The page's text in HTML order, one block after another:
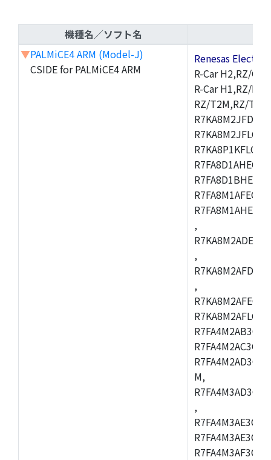
機種名／ソフト名
▼PALMiCE4 ARM (Model-J)
CSIDE for PALMiCE4 ARM
Renesas
R-Car H2,RZ/
R-Car H1,RZ/
RZ/T2M,RZ/
,
,
,
M,
,